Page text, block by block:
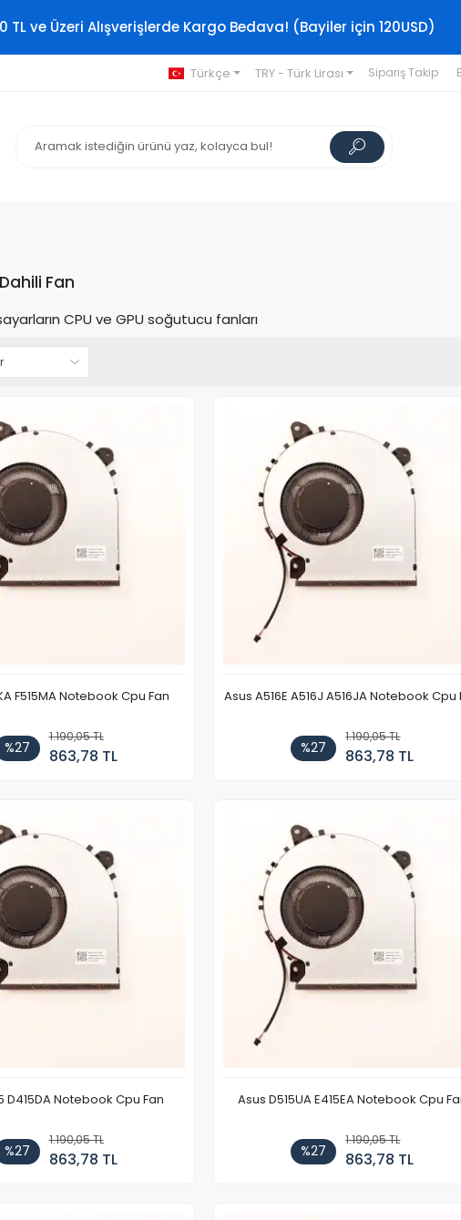
TL ve Üzeri Alışverişlerde Kargo Bedava! (Bayiler için 120USD)
Türkçe TRY - Türk Lirası Sipariş Takip
Fan
CPU ve GPU soğutucu fanları
F515MA Notebook Cpu Fan
%27
1.190,05 TL
863,78 TL
Asus A516E A516J A516JA Notebook Cpu
%27
1.190,05 TL
863,78 TL
D415DA Notebook Cpu Fan
%27
1.190,05 TL
863,78 TL
Asus D515UA E415EA Notebook Cpu
%27
1.190,05 TL
863,78 TL